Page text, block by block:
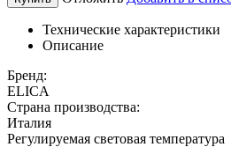
Технические характеристики
Описание
Бренд:
ELICA
Страна производства:
Италия
Регулируемая световая температура